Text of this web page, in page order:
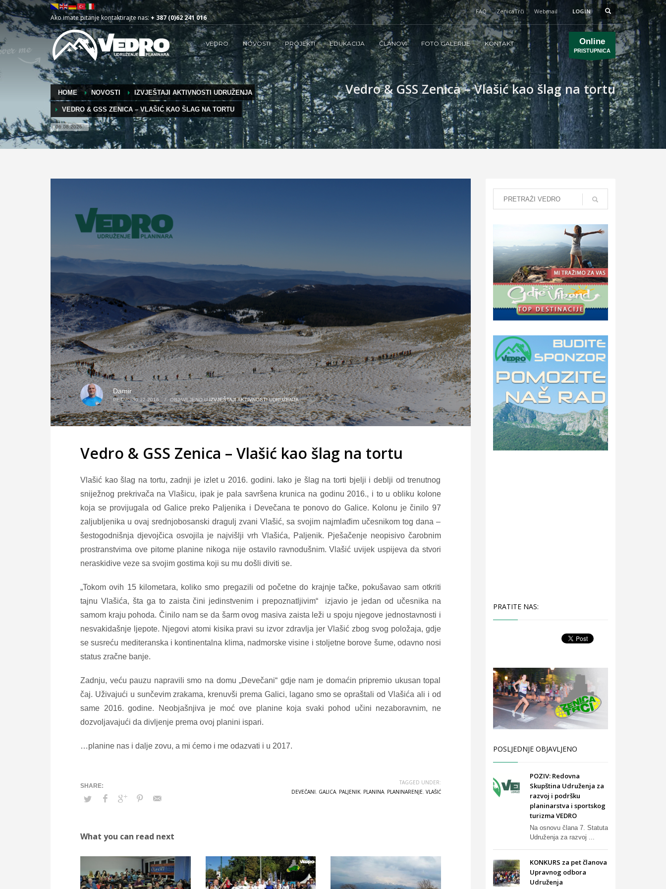
Ako imate pitanje kontaktirajte nas: + 387 (0)62 241 016
FAQ ZenicaTrči Webmail LOGIN
VEDRO NOVOSTI PROJEKTI EDUKACIJA ČLANOVI FOTO GALERIJE KONTAKT Online
PRISTUPNICA
HOME NOVOSTI IZVJEŠTAJI AKTIVNOSTI UDRUŽENJA
VEDRO & GSS ZENICA – VLAŠIĆ KAO ŠLAG NA TORTU
06.08.2026.
Vedro & GSS Zenica – Vlašić kao šlag na tortu
Damir
PETAK, 30.12.2016. / OBJAVLJENO UIZVJEŠTAJI AKTIVNOSTI UDRUŽENJA
Vedro & GSS Zenica – Vlašić kao šlag na tortu
Vlašić kao šlag na tortu, zadnji je izlet u 2016. godini. Iako je šlag na torti bjelji i deblji od trenutnog
sniježnog prekrivača na Vlašicu, ipak je pala savršena krunica na godinu 2016., i to u obliku kolone
koja se provijugala od Galice preko Paljenika i Devečana te ponovo do Galice. Kolonu je činilo 97
zaljubljenika u ovaj srednjobosanski dragulj zvani Vlašić, sa svojim najmlađim učesnikom tog dana –
šestogodnišnja djevojčica osvojila je najvišlji vrh Vlašića, Paljenik. Pješačenje neopisivo čarobnim
prostranstvima ove pitome planine nikoga nije ostavilo ravnodušnim. Vlašić uvijek uspijeva da stvori
neraskidive veze sa svojim gostima koji su mu došli diviti se.
„Tokom ovih 15 kilometara, koliko smo pregazili od početne do krajnje tačke, pokušavao sam otkriti
tajnu Vlašića, šta ga to zaista čini jedinstvenim i prepoznatljivim“ izjavio je jedan od učesnika na
samom kraju pohoda. Činilo nam se da šarm ovog masiva zaista leži u spoju njegove jednostavnosti i
nesvakidašnje ljepote. Njegovi atomi kisika pravi su izvor zdravlja jer Vlašić zbog svog položaja, gdje
se susreću mediteranska i kontinentalna klima, nadmorske visine i stoljetne borove šume, odavno nosi
status zračne banje.
Zadnju, veću pauzu napravili smo na domu „Devečani“ gdje nam je domaćin pripremio ukusan topal
čaj. Uživajući u sunčevim zrakama, krenuvši prema Galici, lagano smo se opraštali od Vlašića ali i od
same 2016. godine. Neobjašnjiva je moć ove planine koja svaki pohod učini nezaboravnim, ne
dozvoljavajući da divljenje prema ovoj planini ispari.
…planine nas i dalje zovu, a mi ćemo i me odazvati i u 2017.
TAGGED UNDER:
DEVEČANI, GALICA, PALJENIK, PLANINA, PLANINARENJE, VLAŠIĆ
What you can read next
PRATITE NAS:
POSLJEDNJE OBJAVLJENO
POZIV: Redovna
Skupština Udruženja za
razvoj i podršku
planinarstva i sportskog
turizma VEDRO
Na osnovu člana 7. Statuta
Udruženja za razvoj ...
KONKURS za pet članova
Upravnog odbora
Udruženja